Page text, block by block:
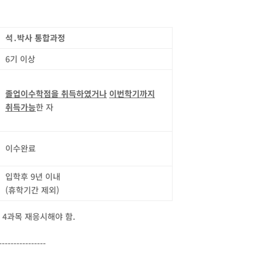
석․박사 통합과정
6기 이상
졸업이수학점을 취득하였거나 이번학기까지
취득가능한 자
이수완료
입학후 9년 이내
(휴학기간 제외)
과목 재응시해야 함.